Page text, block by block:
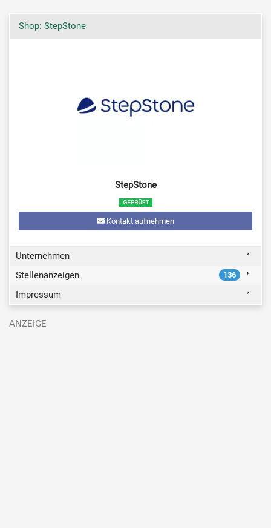
Shop: StepStone
StepStone
Kontakt aufnehmen
Unternehmen
Stellenanzeigen
136
Impressum